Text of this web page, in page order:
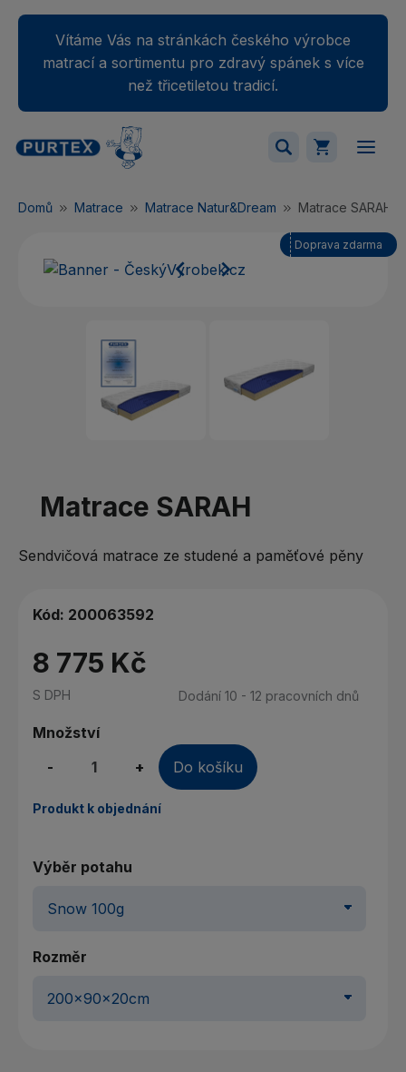
Vítáme Vás na stránkách českého výrobce
matrací a sortimentu pro zdravý spánek s více
než třicetiletou tradicí.
Váš nákupný košík je momentálne prázdny.
Domů Matrace Matrace Natur&Dream Matrace SARAH
 
Doprava zdarma
Matrace SARAH
Sendvičová matrace ze studené a paměťové pěny
Kód: 200063592
8 775 Kč
S DPH Dodání 10 - 12 pracovních dnů
Množství
-
+ Do košíku
Produkt k objednání
Výběr potahu
Rozměr